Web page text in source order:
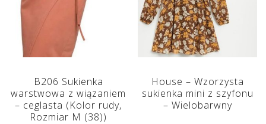
B206 Sukienka
warstwowa z wiązaniem
– ceglasta (Kolor rudy,
Rozmiar M (38))
House – Wzorzysta
sukienka mini z szyfonu
– Wielobarwny